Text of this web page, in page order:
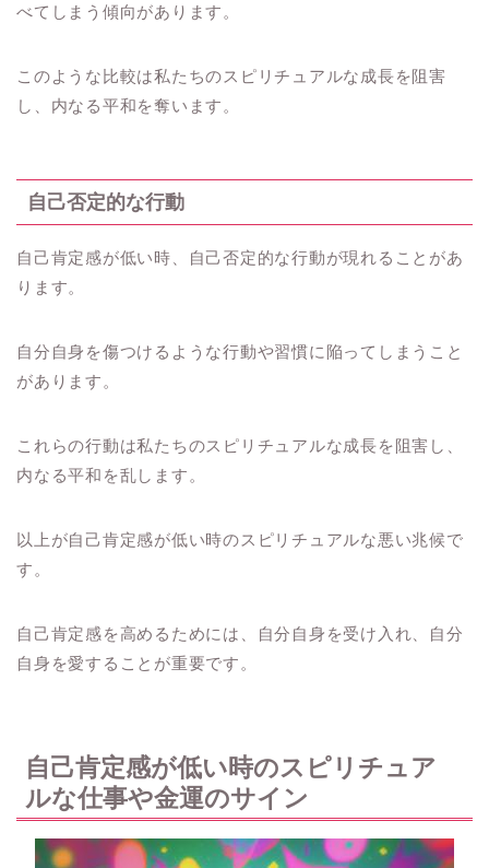
べてしまう傾向があります。
このような比較は私たちのスピリチュアルな成長を阻害
し、内なる平和を奪います。
自己否定的な行動
自己肯定感が低い時、自己否定的な行動が現れることがあ
ります。
自分自身を傷つけるような行動や習慣に陥ってしまうこと
があります。
これらの行動は私たちのスピリチュアルな成長を阻害し、
内なる平和を乱します。
以上が自己肯定感が低い時のスピリチュアルな悪い兆候で
す。
自己肯定感を高めるためには、自分自身を受け入れ、自分
自身を愛することが重要です。
自己肯定感が低い時のスピリチュア
ルな仕事や金運のサイン